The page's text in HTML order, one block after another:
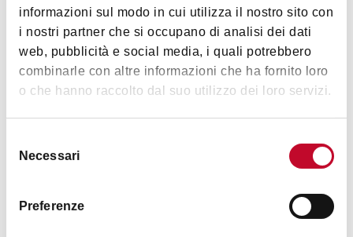
informazioni sul modo in cui utilizza il nostro sito con
i nostri partner che si occupano di analisi dei dati
web, pubblicità e social media, i quali potrebbero
combinarle con altre informazioni che ha fornito loro
o che hanno raccolto dal suo utilizzo dei loro servizi.
delNecessari
Preferenze
BOLOGNA